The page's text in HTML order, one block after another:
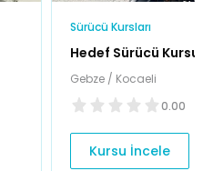
Sürücü Kursları
Hedef Sürücü Kursu
Gebze / Kocaeli
0.00
Kursu İncele